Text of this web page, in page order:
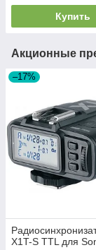
Купить
Акционные
–17%
X1T-S TTL для